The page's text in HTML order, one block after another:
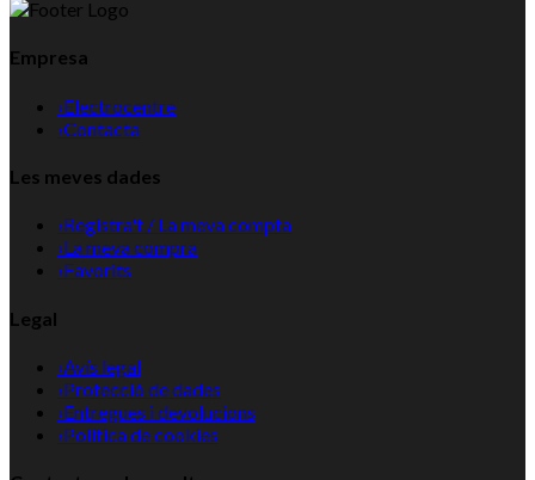
Empresa
›Electrocentre
›Contacta
Les meves dades
›Registra't / La meva compta
›La meva compra
›Favorits
Legal
›Avís legal
›Protecció de dades
›Entregues i devolucions
›Política de cookies